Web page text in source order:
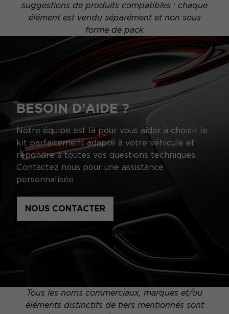
suggestions de produits compatibles : chaque
élément est vendu séparément et non sous
forme de pack
BESOIN D'AIDE ?
Notre équipe est là pour vous aider à choisir le
kit parfaitement adapté à votre véhicule et
répondre à toutes vos questions techniques.
Contactez nous pour une assistance
personnalisée.
NOUS CONTACTER
Tous les noms commerciaux, marques et/ou
éléments distinctifs de tiers mentionnés sont